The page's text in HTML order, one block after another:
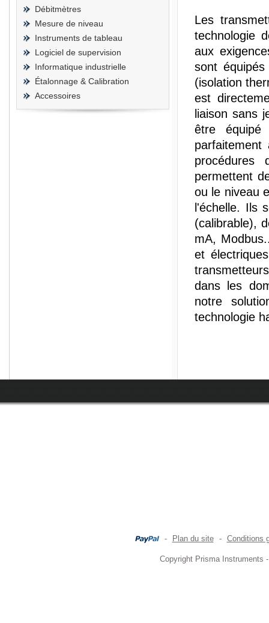
Débitmètres
Mesure de niveau
Instruments de tableau
Logiciel de supervision
Informatique industrielle
Étalonnage & Calibration
Accessoires
Les
technologie
aux
sont
(isolation
est
liaison sans
être équipé
procédures
permettent
ou le niveau
l'échelle. Ils
(calibrable),
mA,
et
dans les
notre
technologie
- Plan du site - Conditions
Copyright Prisma Instruments